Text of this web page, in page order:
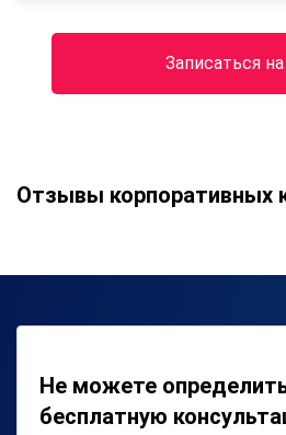
Записаться
Отзывы корпоративных
Не можете
бесплатную